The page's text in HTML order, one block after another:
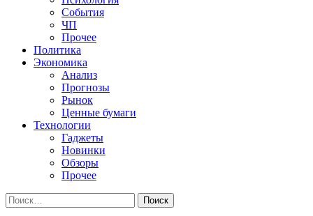
События
ЧП
Прочее
Политика
Экономика
Анализ
Прогнозы
Рынок
Ценные бумаги
Технологии
Гаджеты
Новинки
Обзоры
Прочее
Найти: